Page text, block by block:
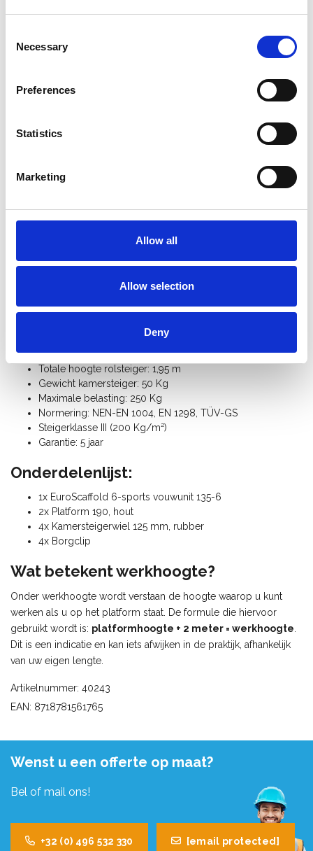
Selection
Necessary
Preferences
Statistics
Marketing
Allow all
Allow selection
Deny
doorbouwpennen voor uitbreiding in de hoogte. De
7,50 m.
antislipprofiel voor een betere grip. Het platform is om de 28
cm in de hoogte verplaatsbaar. De brede kamersteiger is
is gefabriceerd van
regelgeving. Zowel professionals als particulieren gebruiken
deze handige kamersteigers. Alle EuroScaffold kamersteiger
Steigerbreedte: 1,35 m
Platformhoogte: 1,00 m
Totale hoogte rolsteiger: 1,95 m
Gewicht kamersteiger: 50 Kg
Maximale belasting: 250 Kg
Normering: NEN-EN 1004, EN 1298, TÜV-GS
Steigerklasse III (200 Kg/m²)
Garantie: 5 jaar
Onderdelenlijst:
1x EuroScaffold 6-sports vouwunit 135-6
2x Platform 190, hout
4x Kamersteigerwiel 125 mm, rubber
4x Borgclip
Wat betekent werkhoogte?
Onder werkhoogte wordt verstaan de hoogte waarop u kunt
werken als u op het platform staat. De formule die hiervoor
gebruikt wordt is: platformhoogte + 2 meter = werkhoogte
Dit is een indicatie en kan iets afwijken in de praktijk, afhankelijk
van uw eigen lengte.
Artikelnummer: 40243
EAN: 8718781561765
Wenst u een offerte op maat?
Bel of mail ons!
+32 (0) 496 532 330 [email protected]